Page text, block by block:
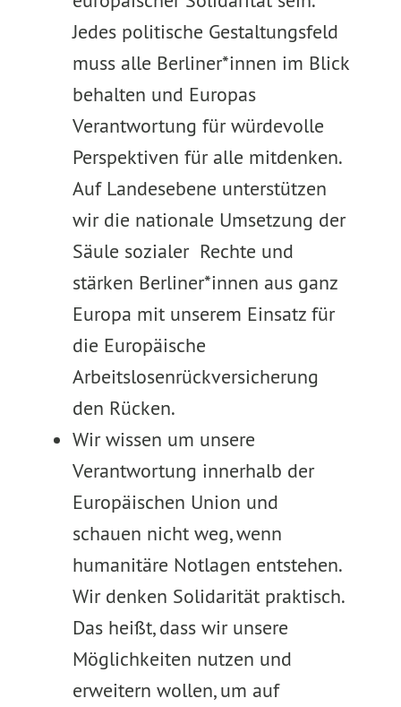
Jedes politische Gestaltungsfeld
muss alle Berliner*innen im Blick
behalten und Europas
Verantwortung für würdevolle
Perspektiven für alle mitdenken.
Auf Landesebene unterstützen
wir die nationale Umsetzung der
Säule sozialer Rechte und
stärken Berliner*innen aus ganz
Europa mit unserem Einsatz für
die Europäische
Arbeitslosenrückversicherung
den Rücken.
Wir wissen um unsere
Verantwortung innerhalb der
Europäischen Union und
schauen nicht weg, wenn
humanitäre Notlagen entstehen.
Wir denken Solidarität praktisch.
Das heißt, dass wir unsere
Möglichkeiten nutzen und
erweitern wollen, um auf